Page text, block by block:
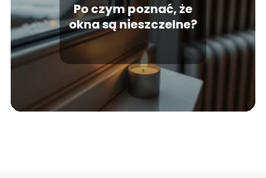
Po czym poznać, że
okna są nieszczelne?